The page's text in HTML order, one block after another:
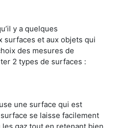
y a quelques
surfaces et aux objets qui
des mesures de
2 types de surfaces :
une surface qui est
se laisse facilement
gaz tout en retenant bien